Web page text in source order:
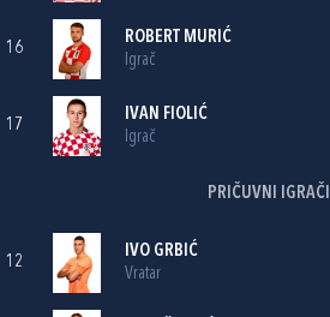
16
ROBERT MURIĆ
Igrač
17
IVAN FIOLIĆ
Igrač
PRIČUVNI IGRAČI
12
IVO GRBIĆ
Vratar